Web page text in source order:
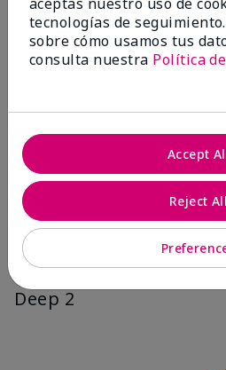
Deep 2
tecnologías de
sobre cómo usamos tus
consulta nuestra Política
Reject All
Accept